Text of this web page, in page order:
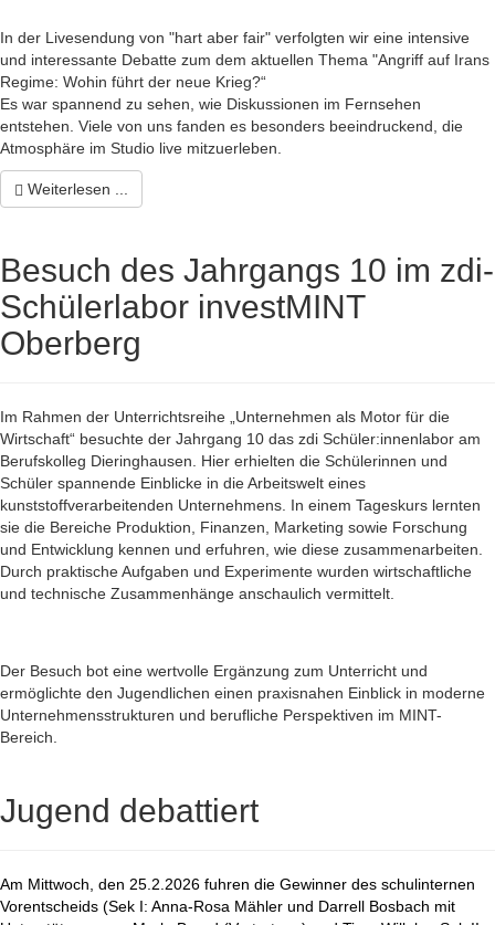
In der Livesendung von "hart aber fair" verfolgten wir eine intensive
und interessante Debatte zum dem aktuellen Thema "Angriff auf Irans
Regime: Wohin führt der neue Krieg?“
Es war spannend zu sehen, wie Diskussionen im Fernsehen
entstehen. Viele von uns fanden es besonders beeindruckend, die
Atmosphäre im Studio live mitzuerleben.
Weiterlesen ...
Besuch des Jahrgangs 10 im zdi-
Schülerlabor investMINT
Oberberg
Im Rahmen der Unterrichtsreihe „Unternehmen als Motor für die
Wirtschaft“ besuchte der Jahrgang 10 das zdi Schüler:innenlabor am
Berufskolleg Dieringhausen. Hier erhielten die Schülerinnen und
Schüler spannende Einblicke in die Arbeitswelt eines
kunststoffverarbeitenden Unternehmens. In einem Tageskurs lernten
sie die Bereiche Produktion, Finanzen, Marketing sowie Forschung
und Entwicklung kennen und erfuhren, wie diese zusammenarbeiten.
Durch praktische Aufgaben und Experimente wurden wirtschaftliche
und technische Zusammenhänge anschaulich vermittelt.
Der Besuch bot eine wertvolle Ergänzung zum Unterricht und
ermöglichte den Jugendlichen einen praxisnahen Einblick in moderne
Unternehmensstrukturen und berufliche Perspektiven im MINT-
Bereich.
Jugend debattiert
Am Mittwoch, den 25.2.2026 fuhren die Gewinner des schulinternen
Vorentscheids (Sek I: Anna-Rosa Mähler und Darrell Bosbach mit